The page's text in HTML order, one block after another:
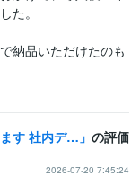
た。
納品いただけたのも
AIチャットボットで問い合わせを自動化します 社内データに答えるAI窓口を、後付けで導入できます の評価
2026-07-20 7:45:24